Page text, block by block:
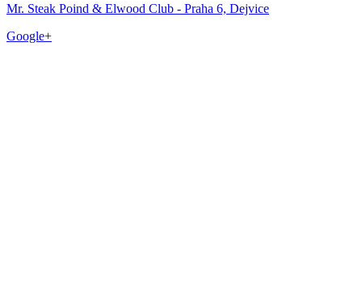
Mr. Steak Poind & Elwood Club - Praha 6, Dejvice
Google+